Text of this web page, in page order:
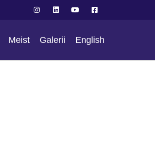
Meist Galerii English